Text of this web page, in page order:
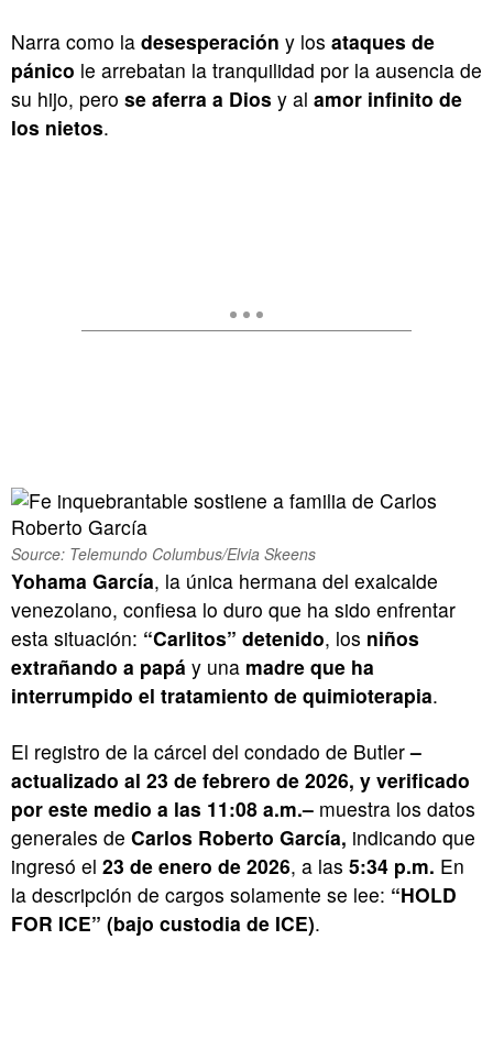
Narra como la desesperación y los ataques de
pánico le arrebatan la tranquilidad por la ausencia de
su hijo, pero se aferra a Dios y al amor infinito de
los nietos.
Source: Telemundo Columbus/Elvia Skeens
Yohama García, la única hermana del exalcalde
venezolano, confiesa lo duro que ha sido enfrentar
esta situación: “Carlitos” detenido, los niños
extrañando a papá y una madre que ha
interrumpido el tratamiento de quimioterapia.
El registro de la cárcel del condado de Butler–
actualizado al 23 de febrero de 2026, y verificado
por este medio a las 11:08 a.m.– muestra los datos
generales de Carlos Roberto García, indicando que
ingresó el 23 de enero de 2026, a las 5:34 p.m. En
la descripción de cargos solamente se lee: “HOLD
FOR ICE” (bajo custodia de ICE).